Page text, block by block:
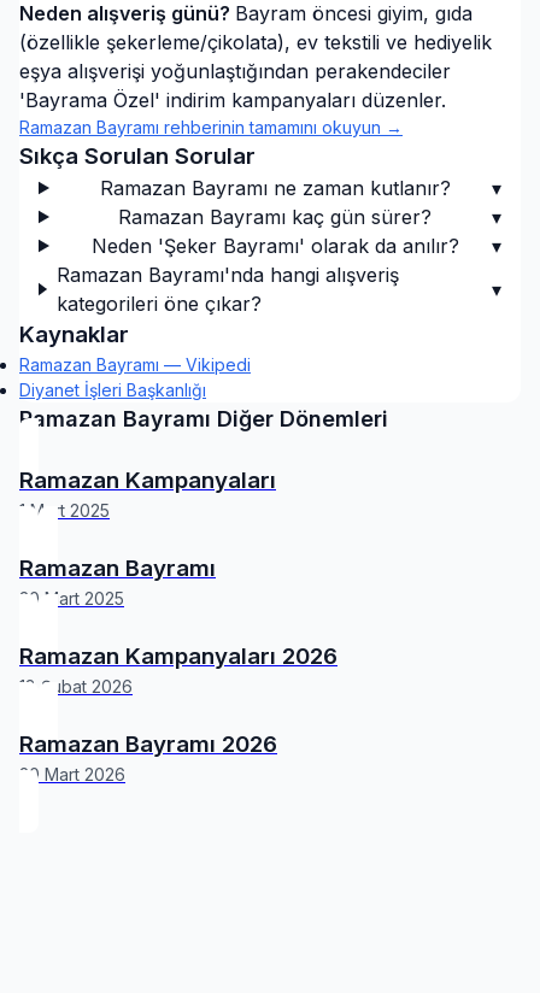
Neden alışveriş günü? Bayram öncesi giyim, gıda
(özellikle şekerleme/çikolata), ev tekstili ve hediyelik
eşya alışverişi yoğunlaştığından perakendeciler
'Bayrama Özel' indirim kampanyaları düzenler.
Ramazan Bayramı rehberinin tamamını okuyun →
Sıkça Sorulan Sorular
Ramazan Bayramı ne zaman kutlanır?
▾
Ramazan Bayramı kaç gün sürer?
▾
Neden 'Şeker Bayramı' olarak da anılır?
▾
Ramazan Bayramı'nda hangi alışveriş
kategorileri öne çıkar?
▾
Kaynaklar
Ramazan Bayramı — Vikipedi
Diyanet İşleri Başkanlığı
Ramazan Bayramı Diğer Dönemleri
Ramazan Kampanyaları
1 Mart 2025
Ramazan Bayramı
30 Mart 2025
Ramazan Kampanyaları 2026
18 Şubat 2026
Ramazan Bayramı 2026
20 Mart 2026